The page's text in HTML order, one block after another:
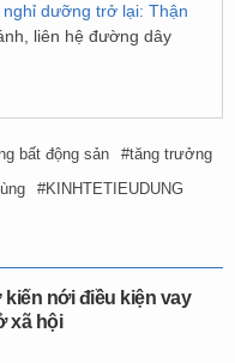
nghỉ dưỡng trở lại: Thận
liên hệ đường dây
bất động sản
tăng trưởng
KINHTETIEUDUNG
kiến nới điều kiện vay
xã hội